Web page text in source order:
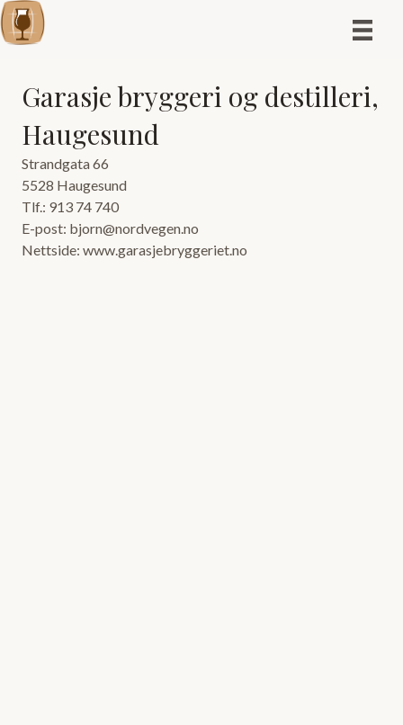
Garasje bryggeri og destilleri,
Haugesund
Strandgata 66
5528 Haugesund
Tlf.: 913 74 740
E-post: bjorn@nordvegen.no
Nettside: www.garasjebryggeriet.no